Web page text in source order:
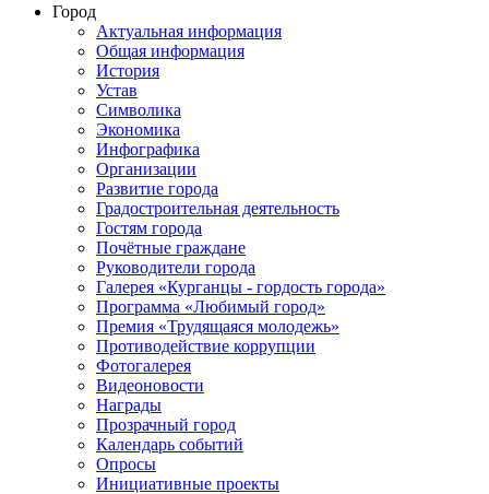
Город
Актуальная информация
Общая информация
История
Устав
Символика
Экономика
Инфографика
Организации
Развитие города
Градостроительная деятельность
Гостям города
Почётные граждане
Руководители города
Галерея «Курганцы - гордость города»
Программа «Любимый город»
Премия «Трудящаяся молодежь»
Противодействие коррупции
Фотогалерея
Видеоновости
Награды
Прозрачный город
Календарь событий
Опросы
Инициативные проекты